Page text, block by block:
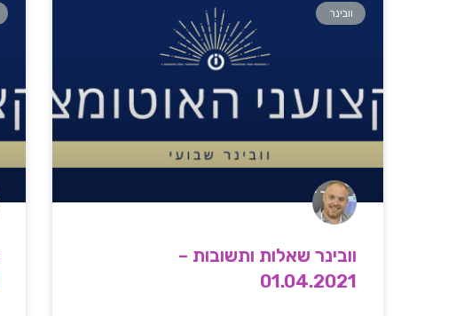
וובינר
וובינר שאלות ותשובות –
01.04.2021